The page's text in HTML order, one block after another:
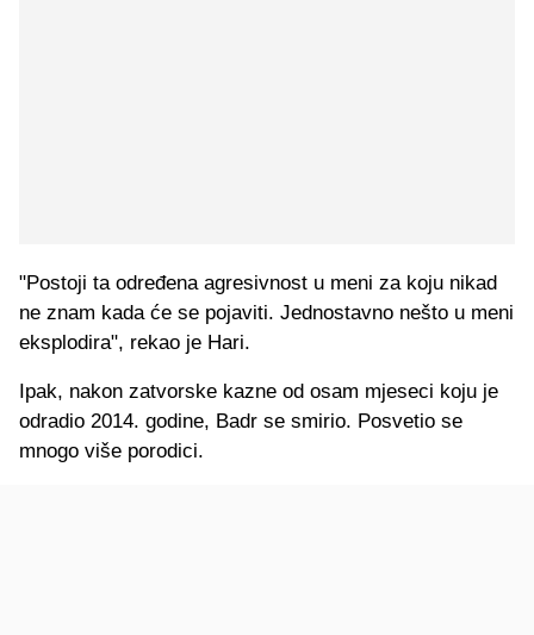
"Postoji ta određena agresivnost u meni za koju nikad
ne znam kada će se pojaviti. Jednostavno nešto u meni
eksplodira", rekao je Hari.
Ipak, nakon zatvorske kazne od osam mjeseci koju je
odradio 2014. godine, Badr se smirio. Posvetio se
mnogo više porodici.